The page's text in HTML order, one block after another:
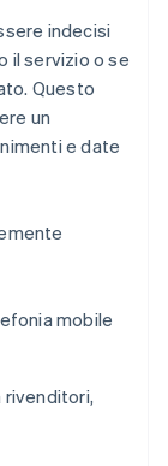
indecisi
il servizio o se
Questo
un
e date
mobile